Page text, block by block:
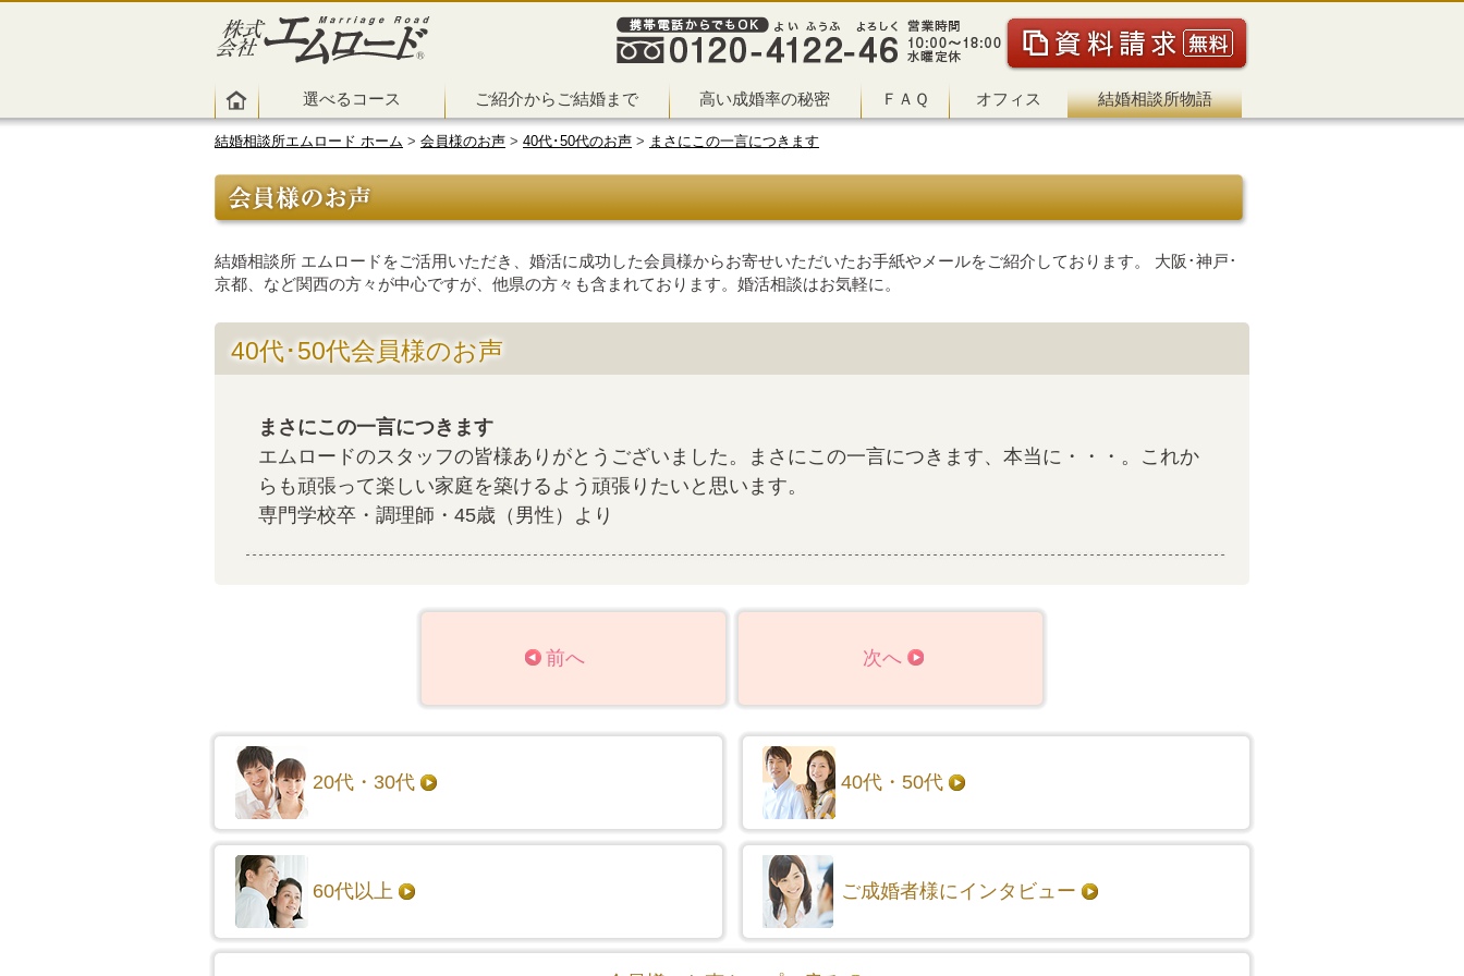
選べるコース ご紹介からご結婚まで 高い成婚率の秘密 ＦＡＱ オフィス 結婚相談所物語
結婚相談所エムロード ホーム > 会員様のお声 > 40代･50代のお声 > まさにこの一言につきます
結婚相談所 エムロードをご活用いただき、婚活に成功した会員様からお寄せいただいたお手紙やメールをご紹介しております。 大阪･神戸･
京都、など関西の方々が中心ですが、他県の方々も含まれております。婚活相談はお気軽に。
40代･50代会員様のお声
まさにこの一言につきます
エムロードのスタッフの皆様ありがとうございました。まさにこの一言につきます、本当に・・・。これか
らも頑張って楽しい家庭を築けるよう頑張りたいと思います。
専門学校卒・調理師・45歳（男性）より
前へ 次へ
20代・30代 40代・50代
60代以上 ご成婚者様にインタビュー